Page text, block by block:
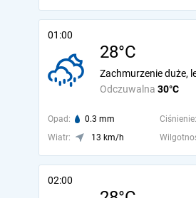
01:00
28°C
Odczuwalna 30°C
Zachmurzenie duże,
Opad: 0.3 mm Ciśnienie:
Wiatr:
13 km/h
02:00